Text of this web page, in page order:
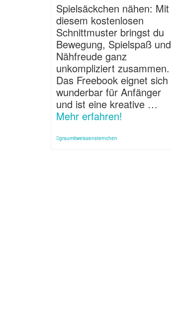
Spielsäckchen nähen: Mit
diesem kostenlosen
Schnittmuster bringst du
Bewegung, Spielspaß und
Nähfreude ganz
unkompliziert zusammen.
Das Freebook eignet sich
wunderbar für Anfänger
und ist eine kreative …
Mehr erfahren!
graumitweissensternchen